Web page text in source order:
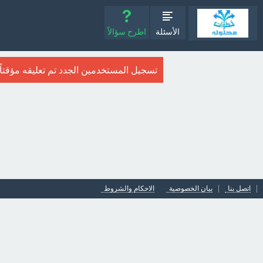
الأسئلة اطرح سؤالاً
تسجيل المستخدمين الجدد تم تعليقه مؤقتاً.
اتصل بنا بيان الخصوصية الاحكام والشروط